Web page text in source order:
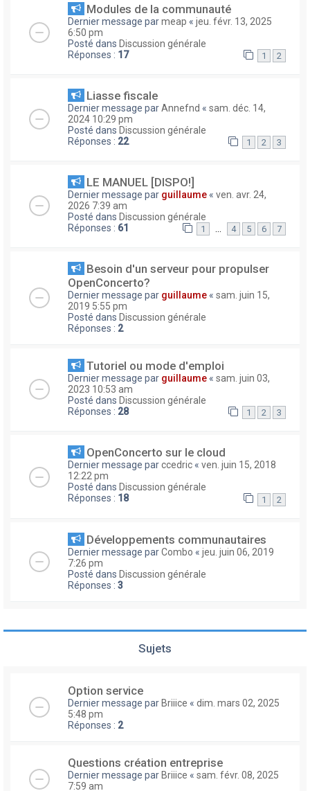
Modules de la communauté
Dernier message parmeap « jeu. févr. 13, 2025
6:50 pm
Posté dans Discussion générale
Réponses : 17 1 2
Liasse fiscale
Dernier message parAnnefnd « sam. déc. 14,
2024 10:29 pm
Posté dans Discussion générale
Réponses : 22 1 2 3
LE MANUEL [DISPO!]
Dernier message par guillaume « ven. avr. 24,
2026 7:39 am
Posté dans Discussion générale
Réponses : 61 1 … 4 5 6 7
Besoin d'un serveur pour propulser
OpenConcerto?
Dernier message par guillaume « sam. juin 15,
2019 5:55 pm
Posté dans Discussion générale
Réponses : 2
Tutoriel ou mode d'emploi
Dernier message par guillaume « sam. juin 03,
2023 10:53 am
Posté dans Discussion générale
Réponses : 28 1 2 3
OpenConcerto sur le cloud
Dernier message parccedric « ven. juin 15, 2018
12:22 pm
Posté dans Discussion générale
Réponses : 18 1 2
Développements communautaires
Dernier message parCombo « jeu. juin 06, 2019
7:26 pm
Posté dans Discussion générale
Réponses : 3
Sujets
Option service
Dernier message parBriiice « dim. mars 02, 2025
5:48 pm
Réponses : 2
Questions création entreprise
Dernier message parBriiice « sam. févr. 08, 2025
7:59 am